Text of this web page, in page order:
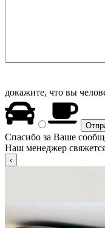
докажите, что вы
Спасибо за Ваше
Наш менеджер